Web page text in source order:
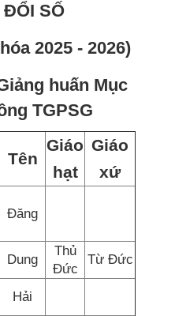
ĐỔI SỐ
2025 - 2026)
huấn Mục
TGPSG
Tên
Giáo
hạt
Giáo
xứ
Đăng
Dung
Thủ
Đức
Từ Đức
Hải